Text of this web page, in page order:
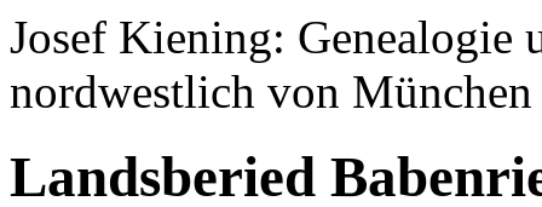
Josef Kiening: Genealogie
nordwestlich von München
Landsberied